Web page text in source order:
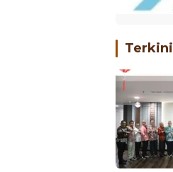
Terkini